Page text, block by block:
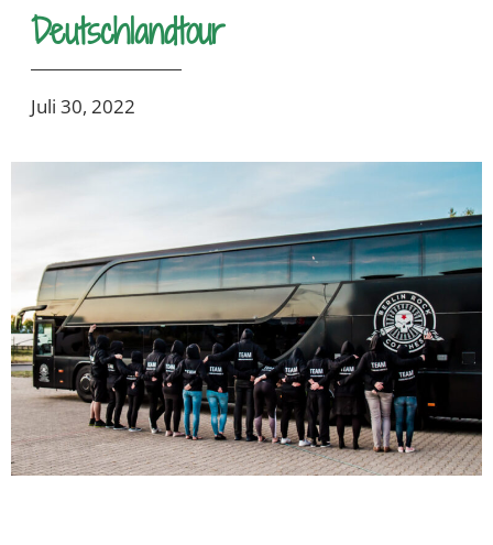
Deutschlandtour
Juli 30, 2022